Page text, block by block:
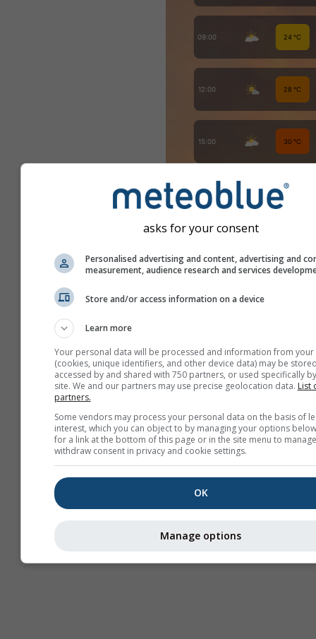
További információ
asks for your consent
Personalised advertising and content, advertising and
measurement, audience research and services
Store and/or access information on a device
Learn more
Your personal data will be processed and information from your
(cookies, unique identifiers, and other device data) may be
accessed by and shared with 750 partners, or used specifically
site. We and our partners may use precise geolocation data. List
partners.
Some vendors may process your personal data on the basis of
interest, which you can object to by managing your options
for a link at the bottom of this page or in the site menu to
withdraw consent in privacy and cookie settings.
OK
Manage options